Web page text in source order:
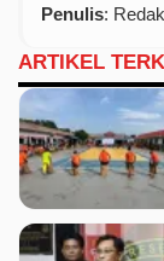
Penulis:
ARTIKEL